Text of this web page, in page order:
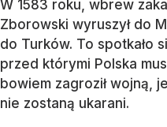
W 1583 roku, wbrew
Zborowski wyruszył do
do Turków. To spotkało
przed którymi Polska
bowiem zagroził wojną,
nie zostaną ukarani.